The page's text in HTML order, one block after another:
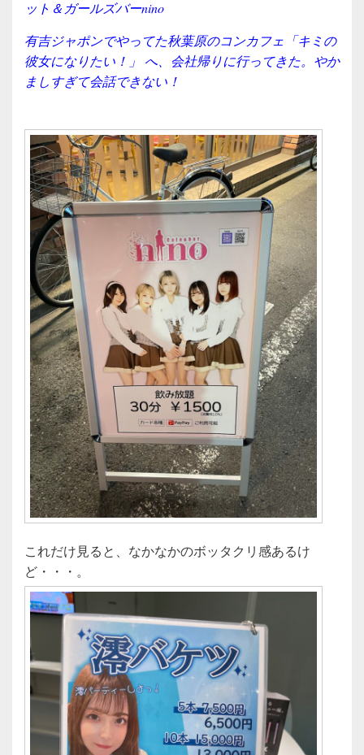
ット＆ガールズバーnino
有吉ジャポンでやってた秋葉原のコンカフェ「キミの
彼女になりたい！」 へ、会社帰りに行ってきた。やか
ましすぎて会話できない！
これだけ見ると、なかなかのボッタクリ感あるけ
ど・・・。